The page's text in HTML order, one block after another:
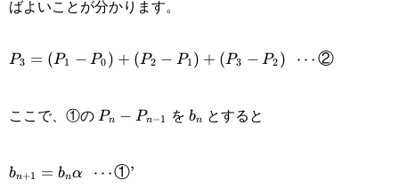
ばよいことが分かります。
P_3=(P_1-P_0)+(P_2-P_1)+
P_2)\enspace\cdots\text{②}
P3 = (P1 − P0 ) + (P2 − P1 ) + (P3 − P2 ) ⋯②
ここで、①の P_n-
Pn − Pn−1 を b_n
bn とすると
b_{n+1}=b_n\alpha\enspace\cdots\text{①}’
bn+1 = bnα ⋯①’